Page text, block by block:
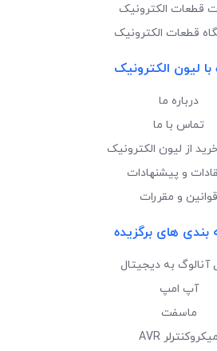
قطعات الکترونیک
قطعات الکترونیک
با لیون الکترونیک
درباره ما
تماس با ما
از لیون الکترونیک
و پیشنهادات
قوانین و مقررات
بندی های برگزیده
آنالوگ به دیجیتال
آپ امپ
ماسفت
میکروکنترلر AVR